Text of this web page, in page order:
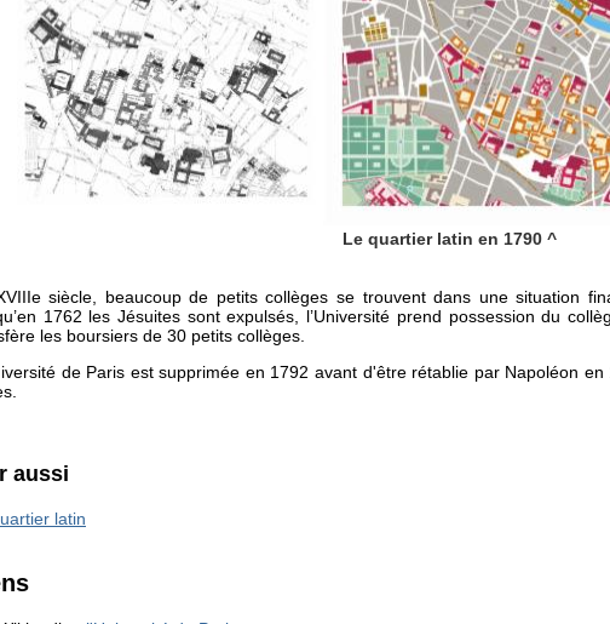
Le quartier latin en 1790 ^
siècle, beaucoup de petits collèges se trouvent dans une situation
1762 les Jésuites sont expulsés, l’Université prend possession du
les boursiers de 30 petits collèges.
de Paris est supprimée en 1792 avant d'être rétablie par Napoléon
aussi
latin